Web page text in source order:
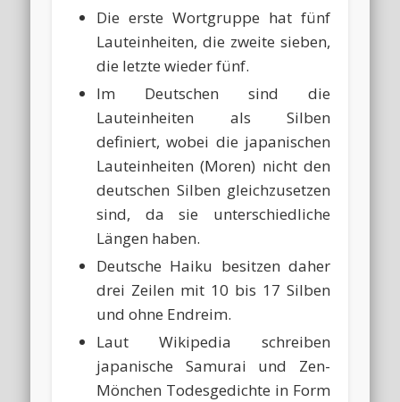
Die erste Wortgruppe hat fünf
Lauteinheiten, die zweite sieben,
die letzte wieder fünf.
Im Deutschen sind die
Lauteinheiten als Silben
definiert, wobei die japanischen
Lauteinheiten (Moren) nicht den
deutschen Silben gleichzusetzen
sind, da sie unterschiedliche
Längen haben.
Deutsche Haiku besitzen daher
drei Zeilen mit 10 bis 17 Silben
und ohne Endreim.
Laut Wikipedia schreiben
japanische Samurai und Zen-
Mönchen Todesgedichte in Form